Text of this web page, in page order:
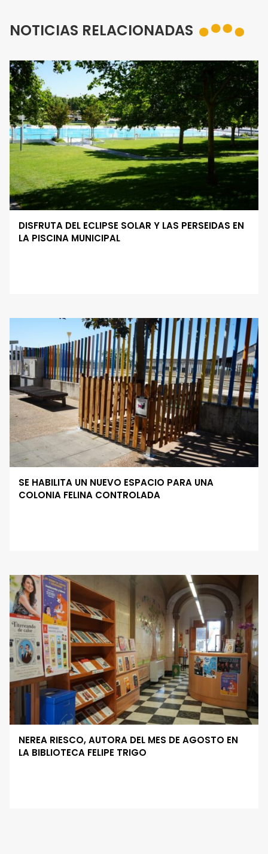
NOTICIAS RELACIONADAS
DISFRUTA DEL ECLIPSE SOLAR Y LAS PERSEIDAS EN
LA PISCINA MUNICIPAL
SE HABILITA UN NUEVO ESPACIO PARA UNA
COLONIA FELINA CONTROLADA
NEREA RIESCO, AUTORA DEL MES DE AGOSTO EN
LA BIBLIOTECA FELIPE TRIGO